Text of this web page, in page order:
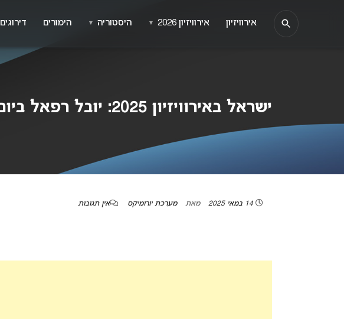
ישראל באירוויזיון 2025: יובל רפאל ביום חזרות גורלי
מאת מערכת יורומיקס אין תגובות
אירוויזיון אירוויזיון 2026 ▼ היסטוריה ▼ הימורים דירוגים